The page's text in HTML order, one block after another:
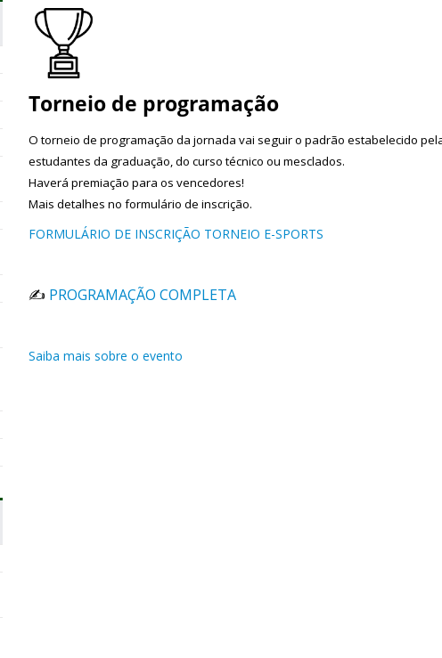
Torneio de programação
O torneio de programação da jornada vai seguir o padrão estabelecido
estudantes da graduação, do curso técnico ou mesclados.
Haverá premiação para os vencedores!
Mais detalhes no formulário de inscrição.
FORMULÁRIO DE INSCRIÇÃO TORNEIO E-SPORTS
✍️ PROGRAMAÇÃO COMPLETA
Saiba mais sobre o evento